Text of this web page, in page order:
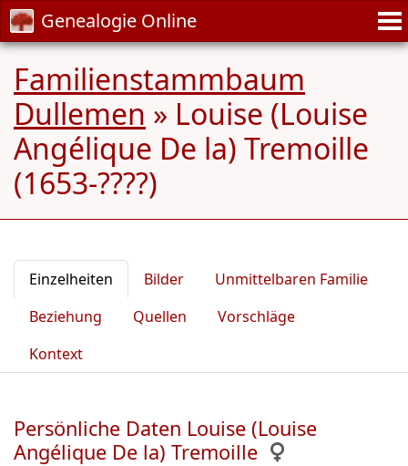
Genealogie Online
Familienstammbaum
Dullemen » Louise (Louise
Angélique De la) Tremoille
(1653-????)
Einzelheiten Bilder
Unmittelbaren Familie
Beziehung
Quellen
Vorschläge
Kontext
Persönliche Daten Louise (Louise
Angélique De la) Tremoille